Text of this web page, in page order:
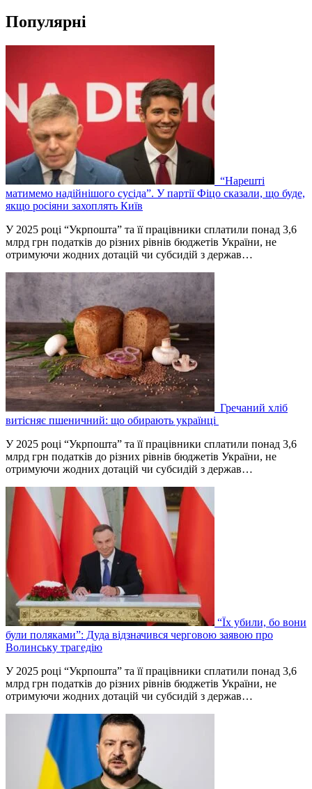
Популярні
“Нарешті
матимемо надійнішого сусіда”. У партії Фіцо сказали, що буде,
якщо росіяни захоплять Київ
У 2025 році “Укрпошта” та її працівники сплатили понад 3,6
млрд грн податків до різних рівнів бюджетів України, не
отримуючи жодних дотацій чи субсидій з держав…
Гречаний хліб
витісняє пшеничний: що обирають українці
У 2025 році “Укрпошта” та її працівники сплатили понад 3,6
млрд грн податків до різних рівнів бюджетів України, не
отримуючи жодних дотацій чи субсидій з держав…
“Їх убили, бо вони
були поляками”: Дуда відзначився черговою заявою про
Волинську трагедію
У 2025 році “Укрпошта” та її працівники сплатили понад 3,6
млрд грн податків до різних рівнів бюджетів України, не
отримуючи жодних дотацій чи субсидій з держав…